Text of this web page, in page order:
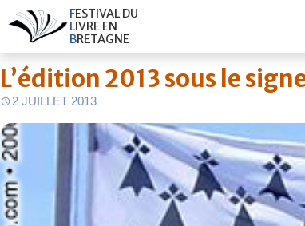
FESTIVAL DU
LIVRE EN
BRETAGNE
L’édition 2013 sous le
2 JUILLET 2013